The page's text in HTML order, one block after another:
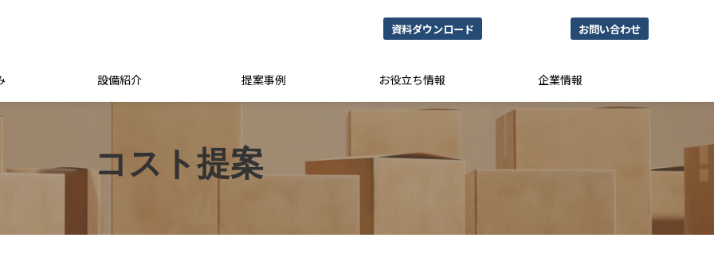
資料ダウンロード お問い合わせ
設備紹介 提案事例 お役立ち情報 企業情報
コスト提案